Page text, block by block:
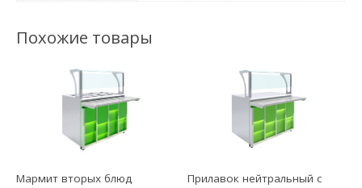
Похожие товары
Мармит вторых блюд
Прилавок нейтральный с